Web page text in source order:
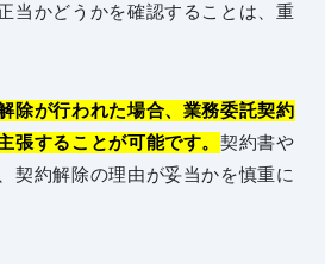
当かどうかを確認することは、重
除が行われた場合、業務委託契約
張することが可能です。契約書や
契約解除の理由が妥当かを慎重に